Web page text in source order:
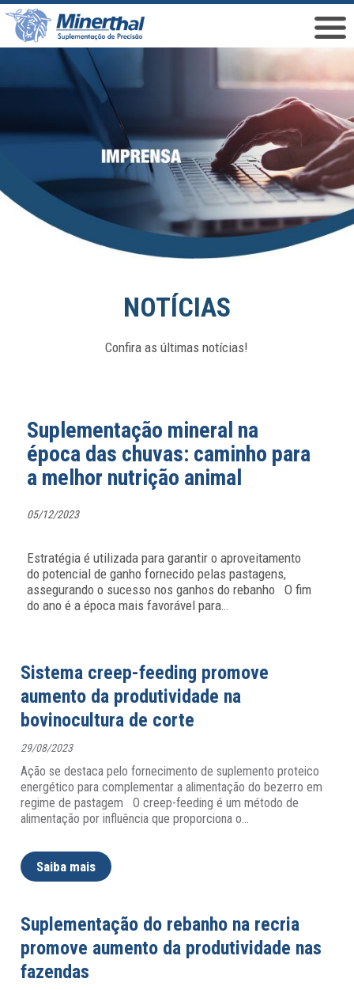
NOTÍCIAS
Confira as últimas notícias!
Suplementação mineral na
época das chuvas: caminho para
a melhor nutrição animal
05/12/2023
Estratégia é utilizada para garantir o aproveitamento
do potencial de ganho fornecido pelas pastagens,
assegurando o sucesso nos ganhos do rebanho O fim
do ano é a época mais favorável para…
Sistema creep-feeding promove
aumento da produtividade na
bovinocultura de corte
29/08/2023
Ação se destaca pelo fornecimento de suplemento proteico
energético para complementar a alimentação do bezerro em
regime de pastagem O creep-feeding é um método de
alimentação por influência que proporciona o…
Saiba mais
Suplementação do rebanho na recria
promove aumento da produtividade nas
fazendas